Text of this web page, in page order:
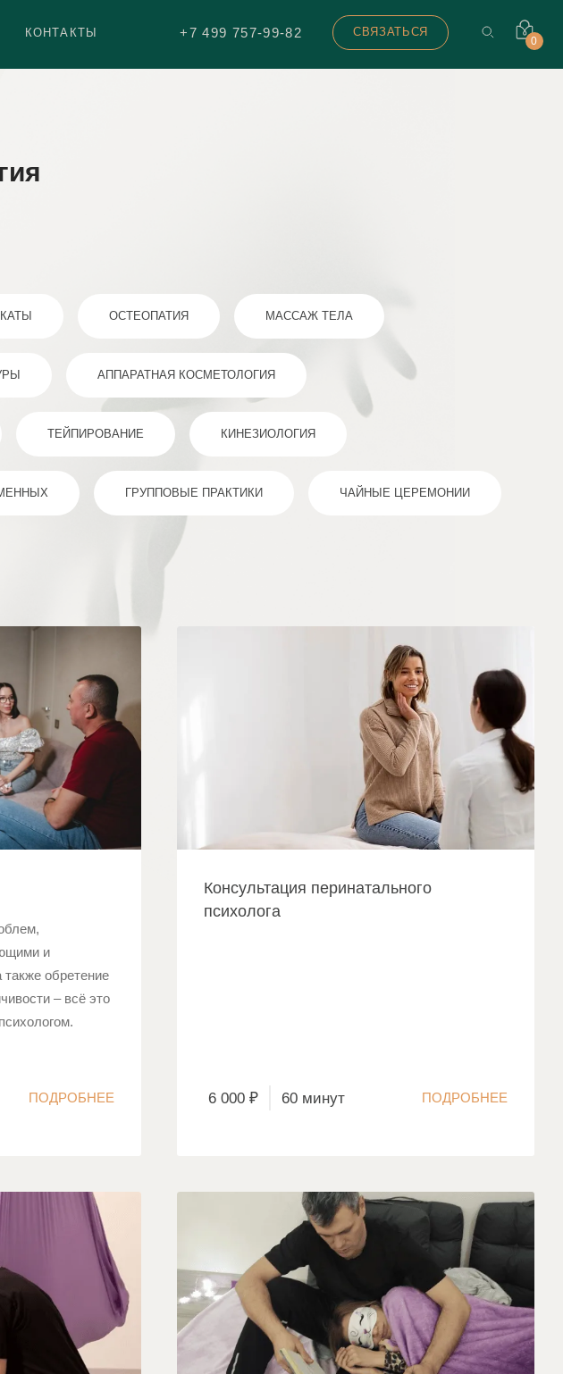
КОНТАКТЫ +7 499 757-99-82 СВЯЗАТЬСЯ
0
ОСТЕОПАТИЯ МАССАЖ ТЕЛА
АППАРАТНАЯ КОСМЕТОЛОГИЯ
ТЕЙПИРОВАНИЕ КИНЕЗИОЛОГИЯ
ГРУППОВЫЕ ПРАКТИКИ ЧАЙНЫЕ ЦЕРЕМОНИИ
и
обретение
– всё это
ПОДРОБНЕЕ
Консультация перинатального
психолога
6 000 ₽ 60 минут ПОДРОБНЕЕ